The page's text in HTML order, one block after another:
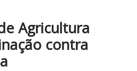
Agricultura
contra